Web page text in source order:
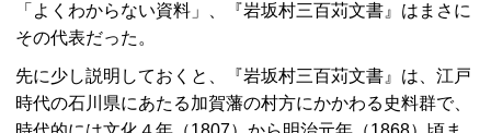
「よくわからない資料」、『岩坂村三百苅文書』はまさに
その代表だった。
先に少し説明しておくと、『岩坂村三百苅文書』は、江戸
時代の石川県にあたる加賀藩の村方にかかわる史料群で、